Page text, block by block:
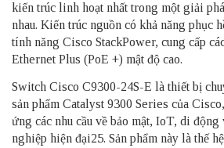
kiến trúc linh hoạt nhất trong một giải
nhau. Kiến trúc nguồn có khả năng phục
tính năng Cisco StackPower, cung cấp
Ethernet Plus (PoE +) mật độ cao.
Switch Cisco C9300-24S-E là thiết bị
sản phẩm Catalyst 9300 Series của
ứng các nhu cầu về bảo mật, IoT, di động
nghiệp hiện đại25. Sản phẩm này là thế